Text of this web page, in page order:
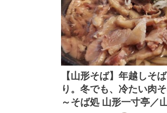
【山形そば】年越しそ
り。冬でも、冷たい肉
～そば処 山形一寸亭／